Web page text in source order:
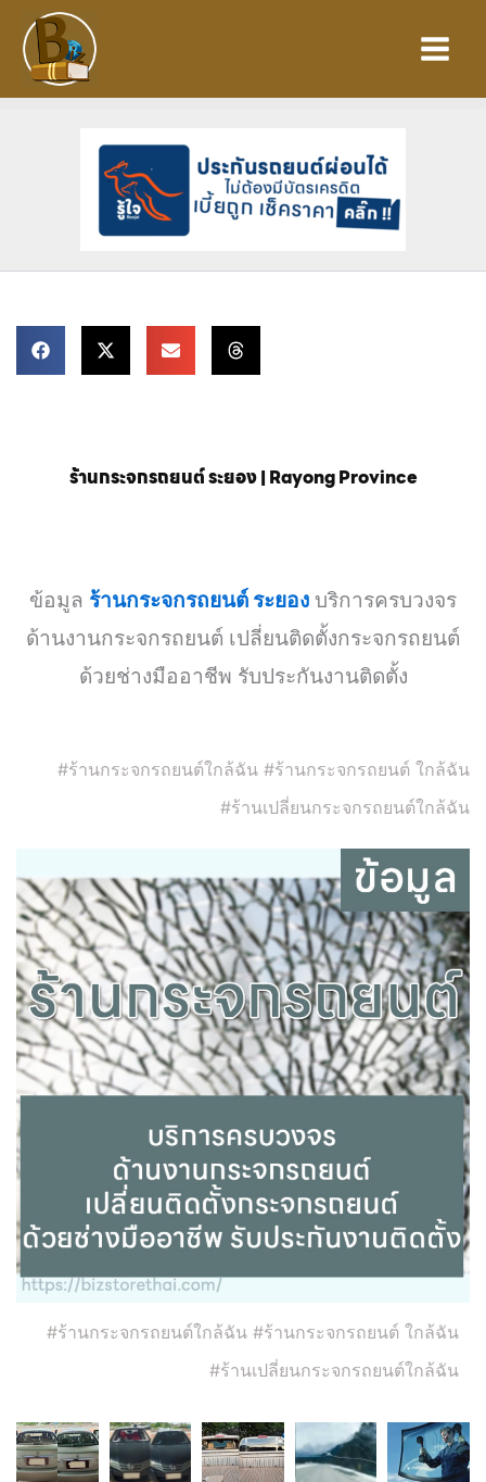
content
ร้านกระจกรถยนต์ ระยอง | Rayong Province
ข้อมูล ร้านกระจกรถยนต์ ระยอง บริการครบวงจร
ด้านงานกระจกรถยนต์ เปลี่ยนติดตั้งกระจกรถยนต์
ด้วยช่างมืออาชีพ รับประกันงานติดตั้ง
#ร้านกระจกรถยนต์ใกล้ฉัน #ร้านกระจกรถยนต์ ใกล้ฉัน
#ร้านเปลี่ยนกระจกรถยนต์ใกล้ฉัน
#ร้านกระจกรถยนต์ใกล้ฉัน #ร้านกระจกรถยนต์ ใกล้ฉัน
#ร้านเปลี่ยนกระจกรถยนต์ใกล้ฉัน